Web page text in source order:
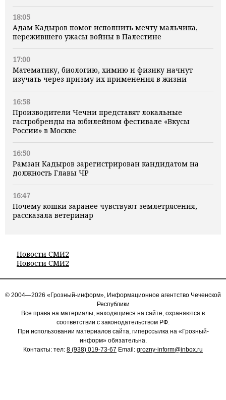
18:05
Адам Кадыров помог исполнить мечту мальчика,
пережившего ужасы войны в Палестине
17:00
Математику, биологию, химию и физику начнут
изучать через призму их применения в жизни
16:58
Производители Чечни представят локальные
гастробренды на юбилейном фестивале «Вкусы
России» в Москве
16:50
Рамзан Кадыров зарегистрирован кандидатом на
должность Главы ЧР
16:47
Почему кошки заранее чувствуют землетрясения,
рассказала ветеринар
Новости СМИ2
Новости СМИ2
© 2004—2026 «Грозный-информ», Информационное агентство Чеченской
Республики
Все права на материалы, находящиеся на сайте, охраняются в
соответствии с законодательством РФ.
При использовании материалов сайта, гиперссылка на «Грозный-
информ» обязательна.
Контакты: тел: 8 (938) 019-73-67 Email: grozny-inform@inbox.ru